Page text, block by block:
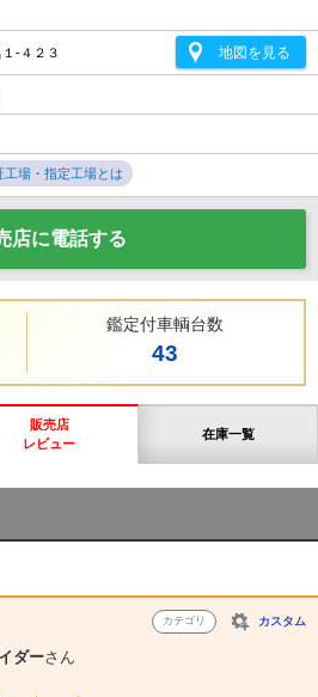
-４２３ 地図を見る
工場・指定工場とは
店に電話する
鑑定付車輌台数
43
販売店
レビュー
在庫一覧
カテゴリ カスタム
ダーさん